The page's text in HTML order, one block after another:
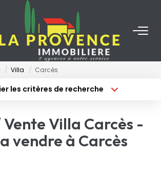
ACHETER
FAIRE GÉRER
Villa Carcès
les critères de recherche
Surface min
Villa Carcès -
vendre à Carcès